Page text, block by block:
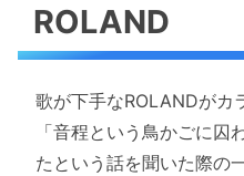
ROLAND
歌が下手なROLANDがカ
「音程という鳥かごに囚
たという話を聞いた際の一